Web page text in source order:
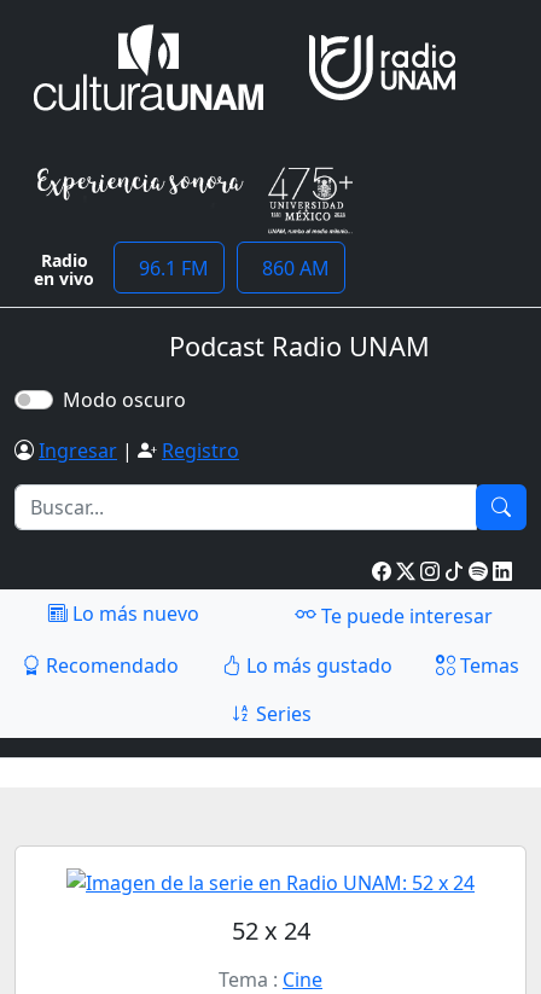
Radio
en vivo 96.1 FM 860 AM
Podcast Radio UNAM
Modo oscuro
Ingresar | Registro
Lo más nuevo
Te puede interesar
Recomendado
Lo más gustado
Temas
Series
52 x 24
Tema : Cine